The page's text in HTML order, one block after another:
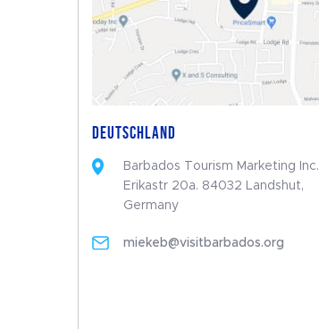
DEUTSCHLAND
Barbados Tourism Marketing Inc.
Erikastr 20a. 84032 Landshut,
Germany
miekeb@visitbarbados.org